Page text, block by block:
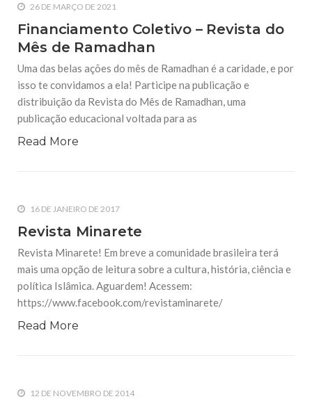
26 DE MARÇO DE 2021
Financiamento Coletivo – Revista do
Mês de Ramadhan
Uma das belas ações do mês de Ramadhan é a caridade, e por
isso te convidamos a ela! Participe na publicação e
distribuição da Revista do Mês de Ramadhan, uma
publicação educacional voltada para as
Read More
16 DE JANEIRO DE 2017
Revista Minarete
Revista Minarete! Em breve a comunidade brasileira terá
mais uma opção de leitura sobre a cultura, história, ciência e
política Islâmica. Aguardem! Acessem:
https://www.facebook.com/revistaminarete/
Read More
12 DE NOVEMBRO DE 2014